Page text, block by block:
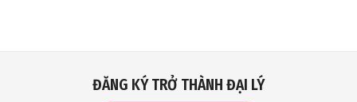
ĐĂNG KÝ TRỞ THÀNH ĐẠI LÝ